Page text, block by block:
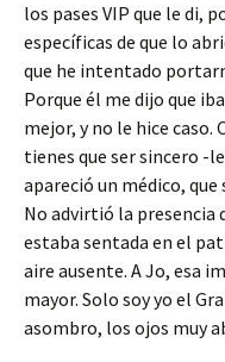
los pases VIP que le di,
específicas de que lo
que he intentado
Porque él me dijo que
mejor, y no le hice caso.
tienes que ser sincero -
apareció un médico,
No advirtió la presencia
estaba sentada en el
aire ausente. A Jo, esa
mayor. Solo soy yo el
asombro, los ojos muy